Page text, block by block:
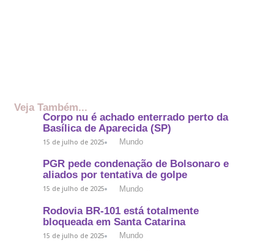
Veja Também...
Corpo nu é achado enterrado perto da
Basílica de Aparecida (SP)
15 de julho de 2025 Mundo
PGR pede condenação de Bolsonaro e
aliados por tentativa de golpe
15 de julho de 2025 Mundo
Rodovia BR-101 está totalmente
bloqueada em Santa Catarina
15 de julho de 2025 Mundo